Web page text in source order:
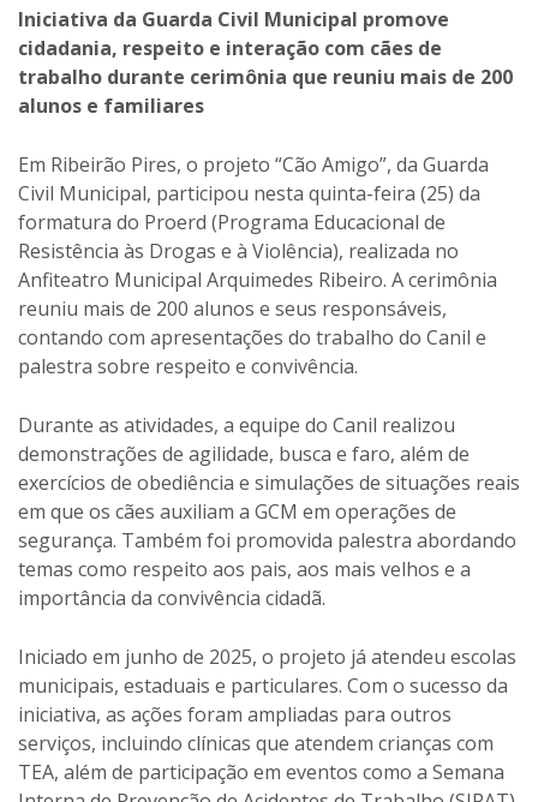
Iniciativa da Guarda Civil Municipal promove
cidadania, respeito e interação com cães de
trabalho durante cerimônia que reuniu mais de 200
alunos e familiares
Em Ribeirão Pires, o projeto “Cão Amigo”, da Guarda
Civil Municipal, participou nesta quinta-feira (25) da
formatura do Proerd (Programa Educacional de
Resistência às Drogas e à Violência), realizada no
Anfiteatro Municipal Arquimedes Ribeiro. A cerimônia
reuniu mais de 200 alunos e seus responsáveis,
contando com apresentações do trabalho do Canil e
palestra sobre respeito e convivência.
Durante as atividades, a equipe do Canil realizou
demonstrações de agilidade, busca e faro, além de
exercícios de obediência e simulações de situações reais
em que os cães auxiliam a GCM em operações de
segurança. Também foi promovida palestra abordando
temas como respeito aos pais, aos mais velhos e a
importância da convivência cidadã.
Iniciado em junho de 2025, o projeto já atendeu escolas
municipais, estaduais e particulares. Com o sucesso da
iniciativa, as ações foram ampliadas para outros
serviços, incluindo clínicas que atendem crianças com
TEA, além de participação em eventos como a Semana